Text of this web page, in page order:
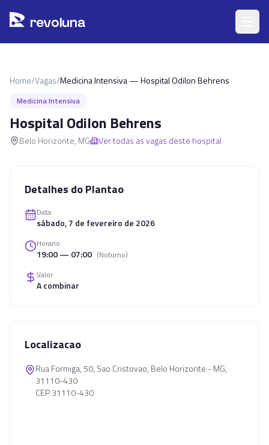
revoluna
Home/Vagas/Medicina Intensiva — Hospital Odilon Behrens
Medicina Intensiva
Hospital Odilon Behrens
Belo Horizonte, MG Ver todas as vagas deste hospital
Detalhes do Plantao
Data
sábado, 7 de fevereiro de 2026
Horario
19:00 — 07:00 (Noturno)
Valor
A combinar
Localizacao
Rua Formiga, 50, Sao Cristovao, Belo Horizonte - MG,
31110-430
CEP 31110-430